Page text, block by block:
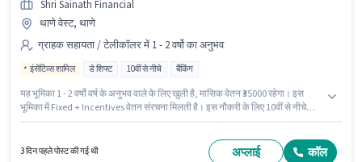
Shri Sainath Financial
थाणे वेस्ट, थाणे
ग्राहक सहायता / टेलीकॉलर में 1 - 2 वर्षो का अनुभव
इंसेंटिव्स शामिल डे शिफ्ट 10वीं से नीचे बैंकिंग
यह भूमिका 1 - 2 वर्षो वर्ष के अनुभव वाले के लिए खुली है, मासिक वेतन ₹35000 रहेगा। इस
भूमिका में Fixed + Incentives वेतन संरचना मिलती है। इस नौकरी के लिए 10वीं से नीचे
टीम लीडर के रूप में जुड़ें। यह भूमिका फुल टाइम की है, डे शिफ्ट के साथ और 6 days
3 दिन पहले पोस्ट की गई थी अप्लाई कॉल